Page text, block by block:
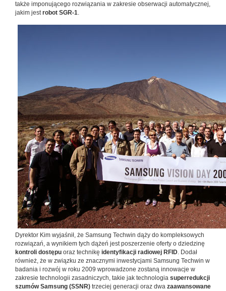
także imponującego rozwiązania w zakresie obserwacji automatycznej,
jakim jestrobot SGR-1.
Dyrektor Kim wyjaśnił, że Samsung Techwin dąży do kompleksowych
rozwiązań, a wynikiem tych dążeń jest poszerzenie oferty o dziedzinę
kontroli dostępu oraz technikę identyfikacji radiowej RFID. Dodał
również, że w związku ze znacznymi inwestycjami Samsung Techwin w
badania i rozwój w roku 2009 wprowadzone zostaną innowacje w
zakresie technologii zasadniczych, takie jak technologia superredukcji
szumów Samsung (SSNR) trzeciej generacji oraz dwa zaawansowane